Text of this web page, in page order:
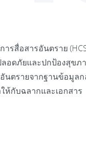
รสื่อสารอันตราย
ลอดภัยและปกป้องสุขภ
นตรายจากฐานข้อมูลก
ห้กับฉลากและเอกสาร